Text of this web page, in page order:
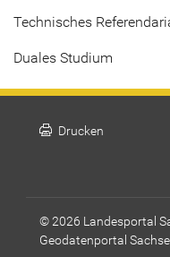
Technisches
Duales Studium
print Drucken
© 2026 Landesportal
Geodatenportal